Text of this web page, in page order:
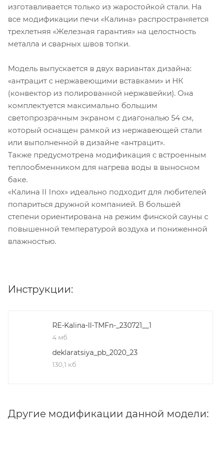
изготавливается только из жаростойкой стали. На
все модификации печи «Калина» распространяется
трехлетняя «Железная гарантия» на целостность
металла и сварных швов топки.
Модель выпускается в двух вариантах дизайна:
«антрацит с нержавеющими вставками» и НК
(конвектор из полированной нержавейки). Она
комплектуется максимально большим
светопрозрачным экраном с диагональю 54 см,
который оснащен рамкой из нержавеющей стали
или выполненной в дизайне «антрацит».
Также предусмотрена модификация с встроенным
теплообменником для нагрева воды в выносном
баке.
«Калина II Inox» идеально подходит для любителей
попариться дружной компанией. В большей
степени ориентирована на режим финской сауны с
повышенной температурой воздуха и пониженной
влажностью.
Инструкции:
RE-Kalina-II-TMFn-_230721__1
4 мб
deklaratsiya_pb_2020_23
130,1 кб
Другие модификации данной модели: